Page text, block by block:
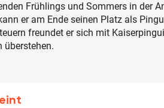
Frühlings und Sommers in der
er am Ende seinen Platz als
freundet er sich mit
überstehen.